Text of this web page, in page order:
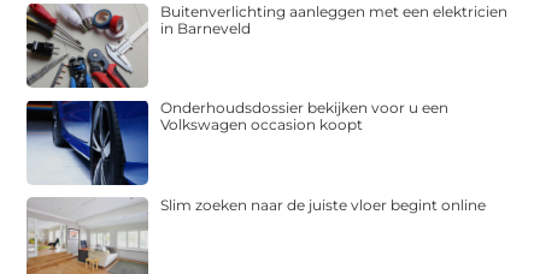
Buitenverlichting aanleggen met een elektricien
in Barneveld
Onderhoudsdossier bekijken voor u een
Volkswagen occasion koopt
Slim zoeken naar de juiste vloer begint online